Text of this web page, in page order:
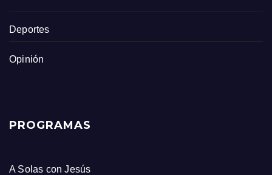
Deportes
Opinión
PROGRAMAS
A Solas con Jesús